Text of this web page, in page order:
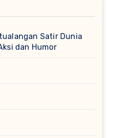
Satir Dunia
dan Humor